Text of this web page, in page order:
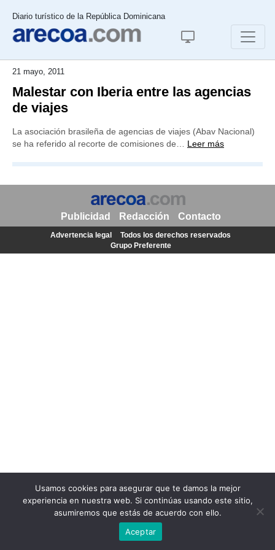
Diario turístico de la República Dominicana
21 mayo, 2011
Malestar con Iberia entre las agencias
de viajes
La asociación brasileña de agencias de viajes (Abav Nacional)
se ha referido al recorte de comisiones de… Leer más
Usamos cookies para asegurar que te damos la mejor
experiencia en nuestra web. Si continúas usando este sitio,
asumiremos que estás de acuerdo con ello.
Aceptar
Publicidad Redacción Contacto
Advertencia legal
Todos los derechos reservados
Grupo Preferente